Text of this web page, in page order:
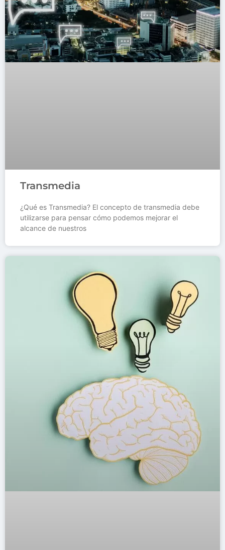
Transmedia
¿Qué es Transmedia? El concepto de transmedia debe
utilizarse para pensar cómo podemos mejorar el
alcance de nuestros